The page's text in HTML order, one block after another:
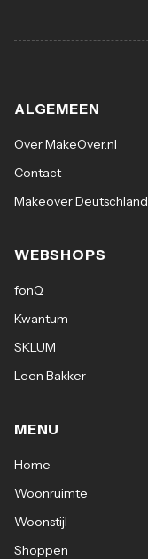
ALGEMEEN
Over MakeOver.nl
Contact
Makeover Deutschland
WEBSHOPS
fonQ
Kwantum
SKLUM
Leen Bakker
MENU
Home
Woonruimte
Woonstijl
Shoppen